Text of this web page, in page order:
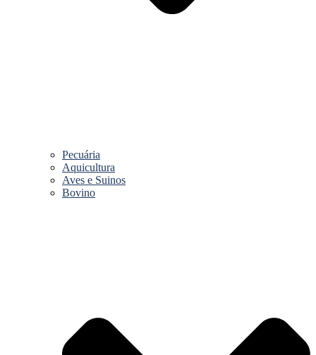
Pecuária
Aquicultura
Aves e Suinos
Bovino